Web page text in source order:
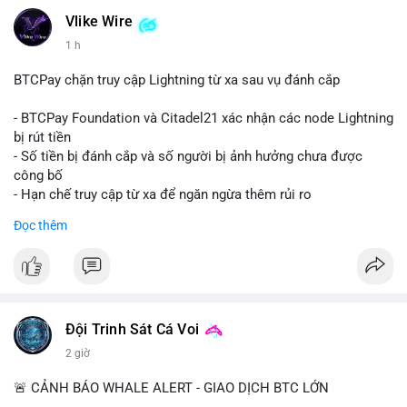
dấu hiệu của việc gom ví lạnh hoặc chuẩn bị thanh khoản cho
giao dịch OTC. Áp lực bán trực tiếp lên sàn là thấp, nhưng tâm
lớn.
Nhà đầu tư nhỏ lẻ nên theo dõi xác nhận giao dịch và dòng
tiền tiếp theo từ ví nguồn. Không nên hành động vội vàng dựa
trên một giao dịch đơn lẻ; hãy quan sát thêm 2-3 khối lượng
tương tự trong 24 giờ tới để xác định xu hướng rõ ràng.
Vlike Wire
1 h
BTCPay chặn truy cập Lightning từ xa sau vụ đánh cắp
- BTCPay Foundation và Citadel21 xác nhận các node Lightning
bị rút tiền
- Số tiền bị đánh cắp và số người bị ảnh hưởng chưa được
công bố
- Hạn chế truy cập từ xa để ngăn ngừa thêm rủi ro
#binancesquare
$btc
📰 Nguồn: Cointelegraph
Đọc thêm
Đội Trinh Sát Cá Voi
2 giờ
🚨 CẢNH BÁO WHALE ALERT - GIAO DỊCH BTC LỚN